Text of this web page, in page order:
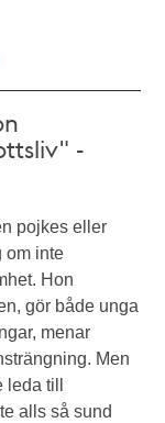
-
pojkes eller
om inte
Hon
gör både unga
menar
Men
till
alls så sund